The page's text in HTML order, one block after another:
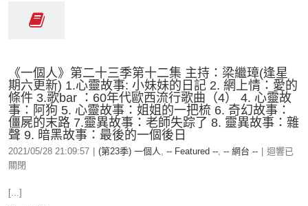
《一個人》第二十三季第十二集 主持：梁繼璋(逢星
期六更新) 1.心靈故事: 小妹妹的日記 2. 網上情：愛的
條件 3.歌bar ：60年代歐西流行歌曲（4） 4. 心靈故
事：阿狗 5. 心靈故事：姐姐的一把梳 6. 奇幻故事：
僵屍的末路 7.靈異故事：老師失踪了 8. 靈異故事：雜
聲 9. 暗黑故事：最後的一個後日
2021/05/28 21:09:57 (第23季) 一個人, -- Featured --, -- 網台 --
迴響已
關閉
[...]